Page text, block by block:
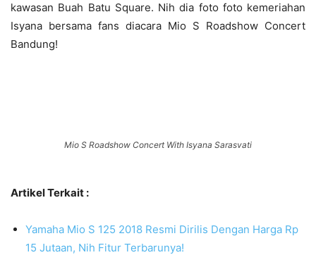
kawasan Buah Batu Square. Nih dia foto foto kemeriahan
Isyana bersama fans diacara Mio S Roadshow Concert
Bandung!
Mio S Roadshow Concert With Isyana Sarasvati
Artikel Terkait :
Yamaha Mio S 125 2018 Resmi Dirilis Dengan Harga Rp
15 Jutaan, Nih Fitur Terbarunya!